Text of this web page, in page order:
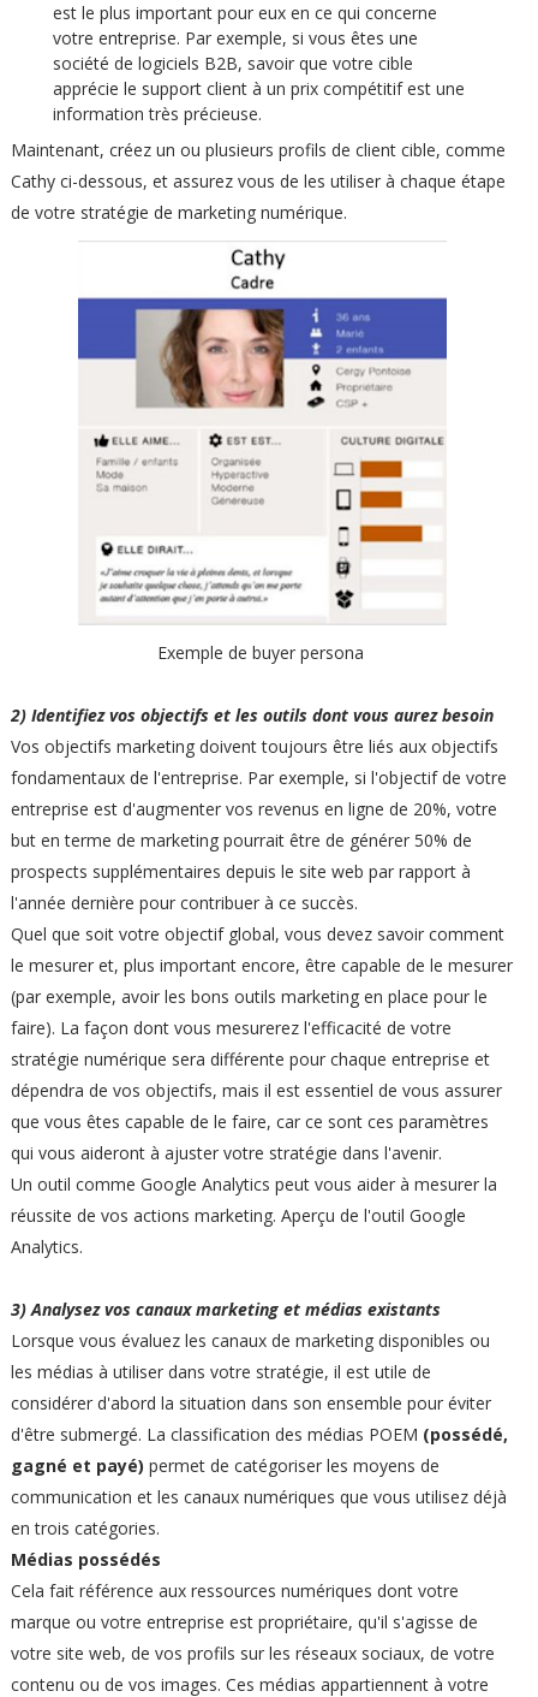
est le plus important pour eux en ce qui concerne
votre entreprise. Par exemple, si vous êtes une
société de logiciels B2B, savoir que votre cible
apprécie le support client à un prix compétitif est une
information très précieuse.
Maintenant, créez un ou plusieurs profils de client cible, comme
Cathy ci-dessous, et assurez vous de les utiliser à chaque étape
de votre stratégie de marketing numérique.
Exemple de buyer persona
2) Identifiez vos objectifs et les outils dont vous aurez besoin
Vos objectifs marketing doivent toujours être liés aux objectifs
fondamentaux de l'entreprise. Par exemple, si l'objectif de votre
entreprise est d'augmenter vos revenus en ligne de 20%, votre
but en terme de marketing pourrait être de générer 50% de
prospects supplémentaires depuis le site web par rapport à
l'année dernière pour contribuer à ce succès.
Quel que soit votre objectif global, vous devez savoir comment
le mesurer et, plus important encore, être capable de le mesurer
(par exemple, avoir les bons outils marketing en place pour le
faire). La façon dont vous mesurerez l'efficacité de votre
stratégie numérique sera différente pour chaque entreprise et
dépendra de vos objectifs, mais il est essentiel de vous assurer
que vous êtes capable de le faire, car ce sont ces paramètres
qui vous aideront à ajuster votre stratégie dans l'avenir.
Un outil comme Google Analytics peut vous aider à mesurer la
réussite de vos actions marketing. Aperçu de l'outil Google
Analytics.
3) Analysez vos canaux marketing et médias existants
Lorsque vous évaluez les canaux de marketing disponibles ou
les médias à utiliser dans votre stratégie, il est utile de
considérer d'abord la situation dans son ensemble pour éviter
d'être submergé. La classification des médias POEM (possédé,
gagné et payé) permet de catégoriser les moyens de
communication et les canaux numériques que vous utilisez déjà
en trois catégories.
Médias possédés
Cela fait référence aux ressources numériques dont votre
marque ou votre entreprise est propriétaire, qu'il s'agisse de
votre site web, de vos profils sur les réseaux sociaux, de votre
contenu ou de vos images. Ces médias appartiennent à votre